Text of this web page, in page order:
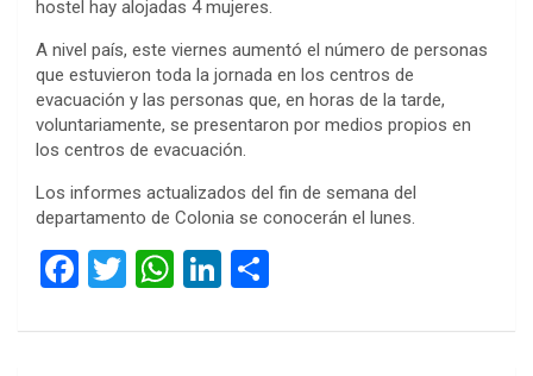
hostel hay alojadas 4 mujeres.
A nivel país, este viernes aumentó el número de personas
que estuvieron toda la jornada en los centros de
evacuación y las personas que, en horas de la tarde,
voluntariamente, se presentaron por medios propios en
los centros de evacuación.
Los informes actualizados del fin de semana del
departamento de Colonia se conocerán el lunes.
F
ce
T
tt
W
at
Li
ke m